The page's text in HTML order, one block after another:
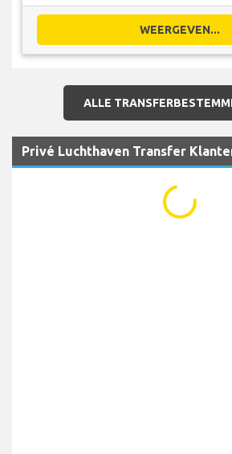
WEERGEVEN...
ALLE
Privé Luchthaven Transfer
...